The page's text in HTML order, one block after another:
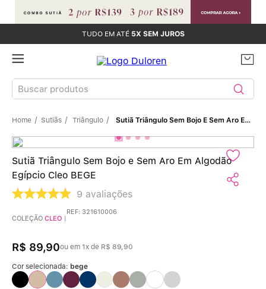
TUDO EM ATÉ 5X SEM JUROS
Buscar produtos
Sutiãs Triângulo Sutiã Triângulo Sem Bojo E Sem Aro Em Algodão Egípcio Cleo BEGE
Sutiã Triângulo Sem Bojo e Sem Aro Em Algodão
Egípcio Cleo BEGE
9 avaliações
COLEÇÃO CLEO |
REF: 321610006
R$ 89,90ou em 1x de R$ 89,90
Cor selecionada: bege
TERMOS MAIS BUSCADOS
1º Sutiãs
2º Calcinhas
Sutiã Bojo
5º Calcinha Algodão